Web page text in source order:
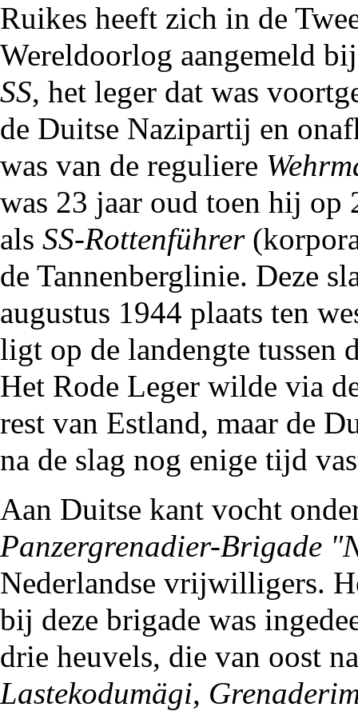
Ruikes heeft zich in de
Wereldoorlog aangemeld
SS, het leger dat was
de Duitse Nazipartij en
was van de reguliere
was 23 jaar oud toen hij
als SS-Rottenführer
de Tannenberglinie. Deze
augustus 1944 plaats ten
ligt op de landengte tussen
Het Rode Leger wilde via
rest van Estland, maar de
na de slag nog enige tijd
Aan Duitse kant vocht
Panzergrenadier-Brigade
Nederlandse vrijwilligers.
bij deze brigade was
drie heuvels, die van oost
Lastekodumägi,